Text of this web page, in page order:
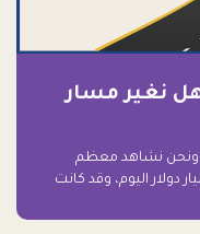
هل نغير مسار
ونحن نشاهد معظم
دولار اليوم، وقد كانت